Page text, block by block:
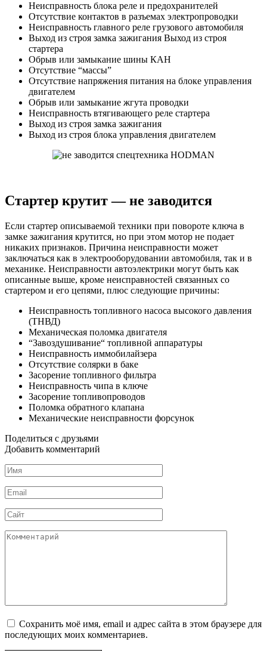
Неисправность блока реле и предохранителей
Отсутствие контактов в разъемах электропроводки
Неисправность главного реле грузового автомобиля
Выход из строя замка зажигания Выход из строя
стартера
Обрыв или замыкание шины КАН
Отсутствие “массы”
Отсутствие напряжения питания на блоке управления
двигателем
Обрыв или замыкание жгута проводки
Неисправность втягивающего реле стартера
Выход из строя замка зажигания
Выход из строя блока управления двигателем
Стартер крутит — не заводится
Если стартер описываемой техники при повороте ключа в
замке зажигания крутится, но при этом мотор не подает
никаких признаков. Причина неисправности может
заключаться как в электрооборудовании автомобиля, так и в
механике. Неисправности автоэлектрики могут быть как
описанные выше, кроме неисправностей связанных со
стартером и его цепями, плюс следующие причины:
Неисправность топливного насоса высокого давления
(ТНВД)
Механическая поломка двигателя
“Завоздушивание“ топливной аппаратуры
Неисправность иммобилайзера
Отсутствие солярки в баке
Засорение топливного фильтра
Неисправность чипа в ключе
Засорение топливопроводов
Поломка обратного клапана
Механические неисправности форсунок
Поделиться с друзьями
Добавить комментарий
Имя
*
Email
*
Сайт
Комментарий
Сохранить моё имя, email и адрес сайта в этом браузере для
последующих моих комментариев.